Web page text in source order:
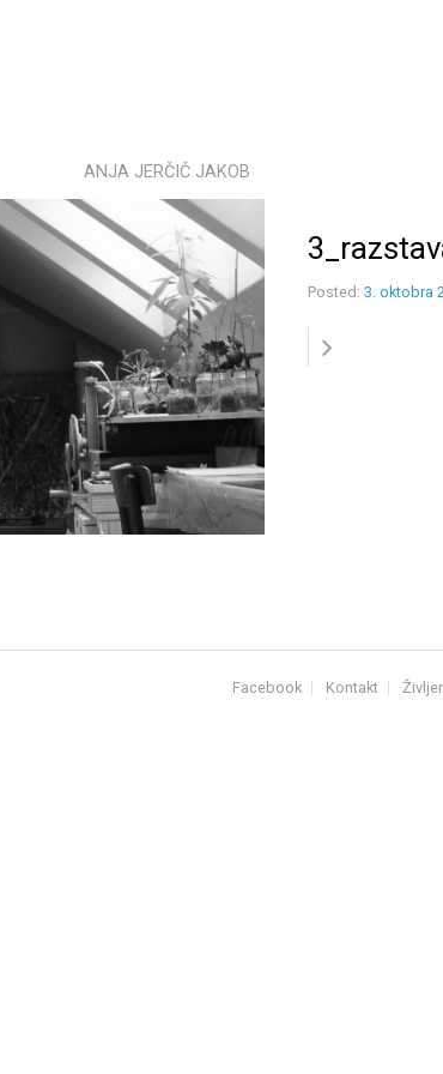
ANJA JERČIČ JAKOB
Posted: 3. oktobra
Facebook Kontakt